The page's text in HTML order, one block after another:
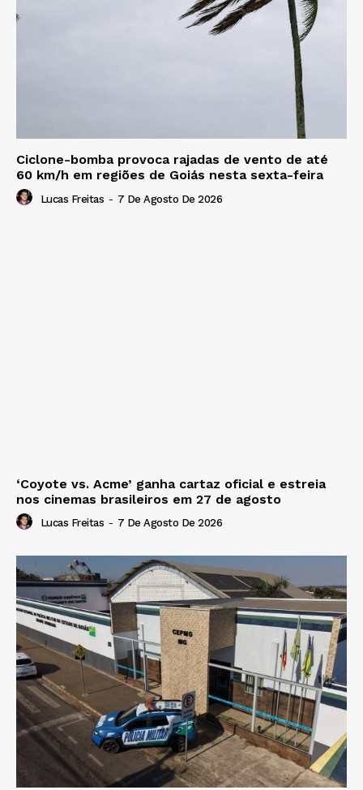
Ciclone-bomba provoca rajadas de vento de até
60 km/h em regiões de Goiás nesta sexta-feira
Lucas Freitas - 7 De Agosto De 2026
‘Coyote vs. Acme’ ganha cartaz oficial e estreia
nos cinemas brasileiros em 27 de agosto
Lucas Freitas - 7 De Agosto De 2026